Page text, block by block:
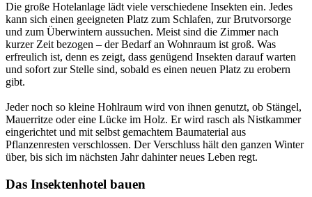
Die große Hotelanlage lädt viele verschiedene Insekten ein. Jedes
kann sich einen geeigneten Platz zum Schlafen, zur Brutvorsorge
und zum Überwintern aussuchen. Meist sind die Zimmer nach
kurzer Zeit bezogen – der Bedarf an Wohnraum ist groß. Was
erfreulich ist, denn es zeigt, dass genügend Insekten darauf warten
und sofort zur Stelle sind, sobald es einen neuen Platz zu erobern
gibt.
Jeder noch so kleine Hohlraum wird von ihnen genutzt, ob Stängel,
Mauerritze oder eine Lücke im Holz. Er wird rasch als Nistkammer
eingerichtet und mit selbst gemachtem Baumaterial aus
Pflanzenresten verschlossen. Der Verschluss hält den ganzen Winter
über, bis sich im nächsten Jahr dahinter neues Leben regt.
Das Insektenhotel bauen